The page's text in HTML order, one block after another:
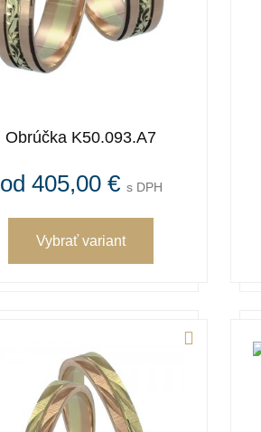
Obrúčka K50.093.A7
od 405,00 € s DPH
Vybrať variant